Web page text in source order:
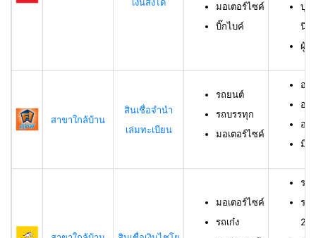
มอเตอร์ไซค์
บิ๊กไบค์
บุค
นิติ
ผู้กู้
สาขาใกล้บ้าน
สินเชื่อจำนำ
เล่มทะเบียน
รถยนต์
รถบรรทุก
มอเตอร์ไซค์
อา
อา
อา
มีชื่
มอเตอร์ไซค์
รถเก๋ง
รถ
รถ
23